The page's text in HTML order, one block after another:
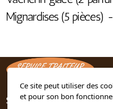
Mignardises (5 pièces)
Service traiteur - La Main
Ce site peut utiliser des
et pour son bon